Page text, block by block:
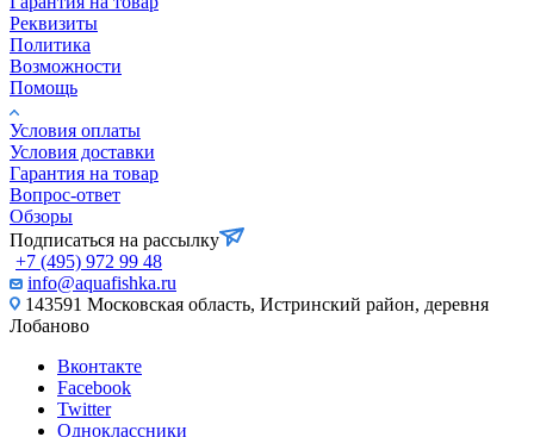
Реквизиты
Политика
Возможности
Помощь
Условия оплаты
Условия доставки
Гарантия на товар
Вопрос-ответ
Обзоры
Подписаться на рассылку
+7 (495) 972 99 48
info@aquafishka.ru
143591 Московская область, Истринский район, деревня
Лобаново
Вконтакте
Facebook
Twitter
Одноклассники